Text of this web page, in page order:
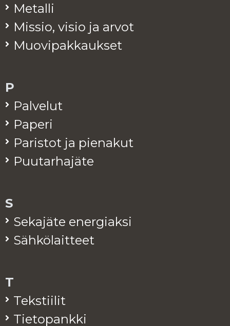
Me­tal­li
Mis­sio, visio ja arvot
Muo­vi­pak­kauk­set
P
Pal­ve­lut
Pa­pe­ri
Pa­ris­tot ja pie­na­kut
Puu­tar­ha­jä­te
S
Se­ka­jä­te ener­giak­si
Säh­kö­lait­teet
T
Teks­tii­lit
Tie­to­pank­ki